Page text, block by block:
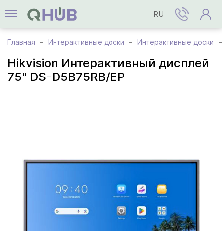
RU
Главная Интерактивные доски Интерактивные доски
Hikvision Интерактивный дисплей
75" DS-D5B75RB/EP